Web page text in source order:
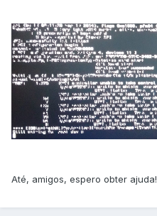
Até, amigos, espero obter ajuda!